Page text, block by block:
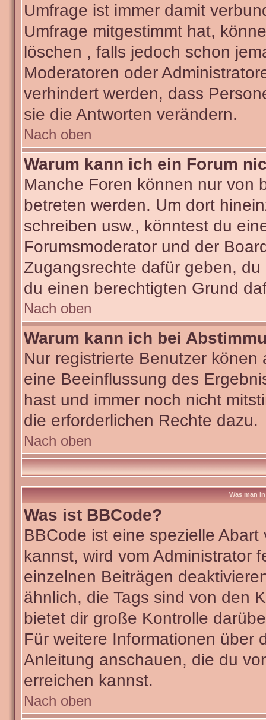
Umfrage ist immer damit
Umfrage mitgestimmt hat,
löschen , falls jedoch schon
Moderatoren oder
verhindert werden, dass
sie die Antworten verändern.
Nach oben
Warum kann ich ein Forum
Manche Foren können nur von
betreten werden. Um dort
schreiben usw., könntest du
Forumsmoderator und der
Zugangsrechte dafür geben,
du einen berechtigten Grund
Nach oben
Warum kann ich bei
Nur registrierte Benutzer
eine Beeinflussung des
hast und immer noch nicht
die erforderlichen Rechte dazu.
Nach oben
Was man
Was ist BBCode?
BBCode ist eine spezielle
kannst, wird vom Administrator
einzelnen Beiträgen
ähnlich, die Tags sind von den
bietet dir große Kontrolle
Für weitere Informationen über
Anleitung anschauen, die du
erreichen kannst.
Nach oben